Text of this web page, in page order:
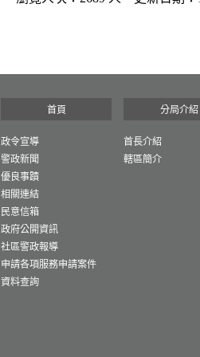
首頁
政令宣導
警政新聞
優良事蹟
相關連結
民意信箱
政府公開資訊
社區警政報導
申請各項服務申請案件
資料查詢
分局介紹
首長介紹
轄區簡介